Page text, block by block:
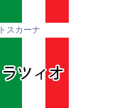
トスカーナ